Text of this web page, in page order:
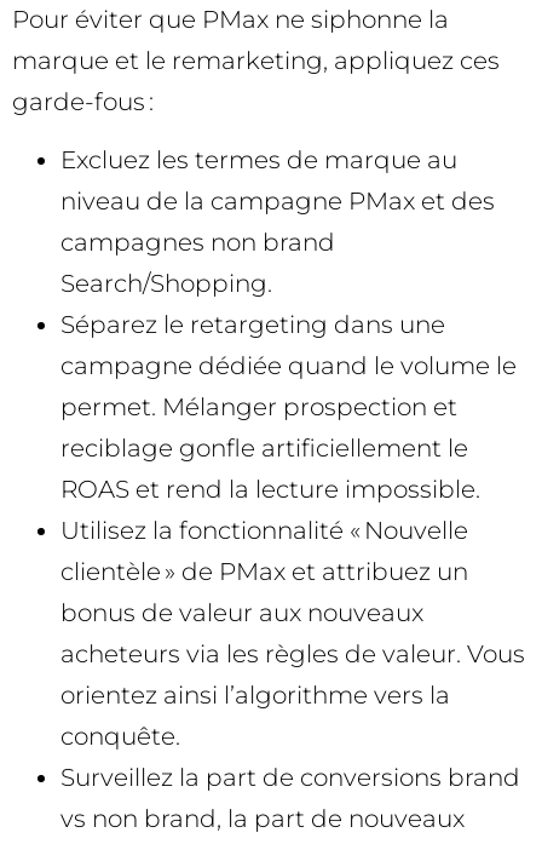
Pour éviter que PMax ne siphonne la
marque et le remarketing, appliquez ces
garde-fous :
Excluez les termes de marque au
niveau de la campagne PMax et des
campagnes non brand
Search/Shopping.
Séparez le retargeting dans une
campagne dédiée quand le volume le
permet. Mélanger prospection et
reciblage gonfle artificiellement le
ROAS et rend la lecture impossible.
Utilisez la fonctionnalité « Nouvelle
clientèle » de PMax et attribuez un
bonus de valeur aux nouveaux
acheteurs via les règles de valeur. Vous
orientez ainsi l’algorithme vers la
conquête.
Surveillez la part de conversions brand
vs non brand, la part de nouveaux